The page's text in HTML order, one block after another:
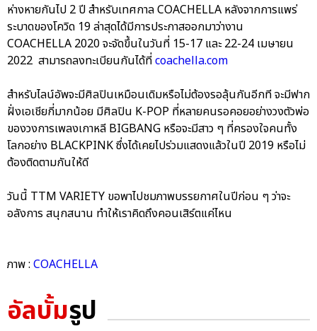
ห่างหายกันไป 2 ปี สำหรับเทศกาล COACHELLA หลังจากการแพร่
ระบาดของโควิด 19 ล่าสุดได้มีการประกาสออกมาว่างาน
COACHELLA 2020 จะจัดขึ้นในวันที่ 15-17 และ 22-24 เมษายน
2022 สามารถลงทะเบียนกันได้ที่coachella.com
สำหรับไลน์อัพจะมีศิลปินเหมือนเดิมหรือไม่ต้องรอลุ้นกันอีกที จะมีฟาก
ฝั่งเอเชียกี่มากน้อย มีศิลปิน K-POP ที่หลายคนรอคอยอย่างวงตัวพ่อ
ของวงการเพลงเกาหลี BIGBANG หรือจะมีสาว ๆ ที่ครองใจคนทั้ง
โลกอย่าง BLACKPINK ซึ่งได้เคยไปร่วมแสดงแล้วในปี 2019 หรือไม่
ต้องติดตามกันให้ดี
วันนี้ TTM VARIETY ขอพาไปชมภาพบรรยกาศในปีก่อน ๆ ว่าจะ
อลังการ สนุกสนาน ทำให้เราคิดถึงคอนเสิร์ตแค่ไหน
ภาพ : COACHELLA
อัลบั้มรูป